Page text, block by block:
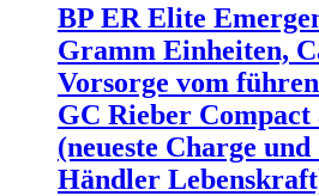
BP ER Elite
Gramm Einheiten,
Vorsorge vom
GC Rieber Compact
(neueste Charge
Händler